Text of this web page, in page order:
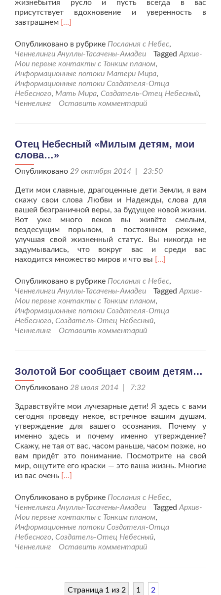
жизнебытия русло и пусть всегда в вас
присутствует вдохновение и уверенность в
завтрашнем Читать
проСоздатель
и
Мать
Мира
детям
Земли
[…]
Опубликовано в рубрике Послания с Небес,
Ченнелинги Ачуллы-Тасачены-Амадеи
TaggedАрхив-
Мои первые контакты с Тонким планом,
Информационные потоки Матери Мира,
Информационные потоки Создателя-Отца
Небесного, Мать Мира, Создатель-Отец Небесный,
Ченнелинг
Оставить комментарий
Отец Небесный «Милым детям, мои
слова…»
Опубликовано 29 октября 2014 | 23:50
Дети мои славные, драгоценные дети Земли, я вам
скажу свои слова Любви и Надежды, слова для
вашей безграничной веры, за будущее новой жизни.
Вот уже много веков вы живёте смелым,
вездесущим порывом, в постоянном режиме,
улучшая свой жизненный статус. Вы никогда не
задумывались, что вокруг вас и среди вас
находится множество миров и что вы Читать
проОтец
Небесный
«Милым
детям,
[…]
Опубликовано в рубрике Послания с Небес,
Ченнелинги Ачуллы-Тасачены-Амадеи
TaggedАрхив-
Мои первые контакты с Тонким планом,
Информационные потоки Создателя-Отца
Небесного, Создатель-Отец Небесный,
Ченнелинг
Оставить комментарий
Золотой Бог сообщает своим детям…
Опубликовано 28 июля 2014 | 7:32
Здравствуйте мои лучезарные дети! Я здесь с вами
сегодня проведу некое, встречное вашим душам,
утверждение для вашего осознания. Почему у
именно здесь и почему именно утверждение?
Скажу, не тая от вас, часом раньше, часом позже, но
вам придёт это понимание. Посмотрите на свой
мир, ощутите его краски — это ваша жизнь. Многие
из вас очень Читать
проЗолотой
Бог
сообщает
своим
детям…
[…]
Опубликовано в рубрике Послания с Небес,
Ченнелинги Ачуллы-Тасачены-Амадеи
TaggedАрхив-
Мои первые контакты с Тонким планом,
Информационные потоки Создателя-Отца
Небесного, Создатель-Отец Небесный,
Ченнелинг
Оставить комментарий
Страница 1 из 2 1 2